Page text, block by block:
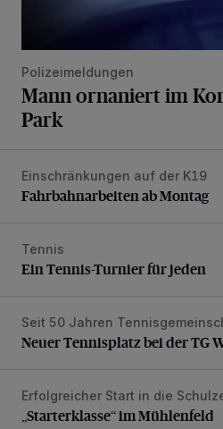
Polizeimeldungen
Mann ornaniert im
Park
Fahrbahnarbeiten ab Montag
Einschränkungen auf der K19
Fahrbahnarbeiten ab Montag
Ein Tennis-Turnier für jeden
Tennis
Ein Tennis-Turnier für jeden
Neuer Tennisplatz bei der TG
Seit 50 Jahren
Neuer Tennisplatz bei der TG
„Starterklasse“ im Mühlenfeld
Erfolgreicher Start in die
„Starterklasse“ im Mühlenfeld